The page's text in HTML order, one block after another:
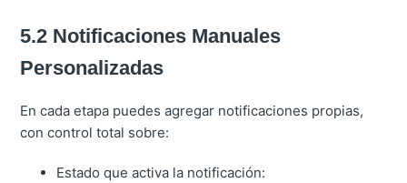
5.2 Notificaciones Manuales
Personalizadas
En cada etapa puedes agregar notificaciones propias,
con control total sobre:
Estado que activa la notificación: